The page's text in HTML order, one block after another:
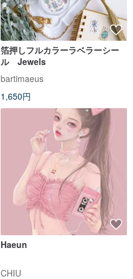
箔押しフルカラーラベラーシー
ル Jewels
bartimaeus
1,650円
Haeun
CHIU